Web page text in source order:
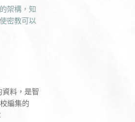
架構，知
密教可以
料，是智
編集的